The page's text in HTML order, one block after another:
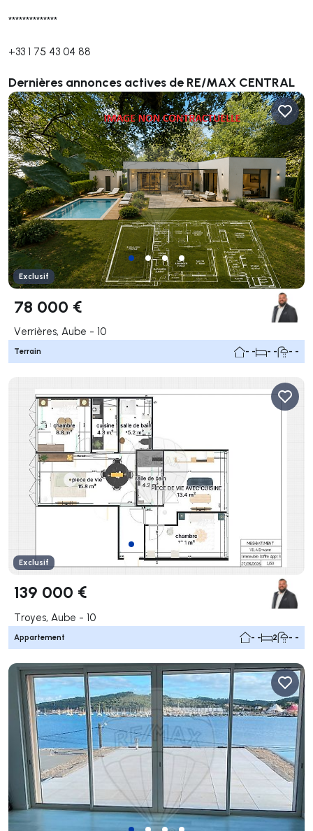
**************
+33 1 75 43 04 88
Dernières annonces actives de RE/MAX CENTRAL
Exclusif
78 000 €
Verrières, Aube - 10
Terrain - - - - - -
Exclusif
139 000 €
Troyes, Aube - 10
Appartement - - 2 - -